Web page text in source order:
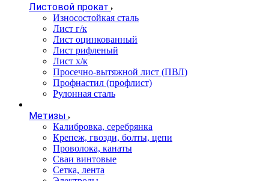
Листовой прокат
Износостойкая сталь
Лист г/к
Лист оцинкованный
Лист рифленый
Лист х/к
Просечно-вытяжной лист (ПВЛ)
Профнастил (профлист)
Рулонная сталь
Метизы
Калибровка, серебрянка
Крепеж, гвозди, болты, цепи
Проволока, канаты
Сваи винтовые
Сетка, лента